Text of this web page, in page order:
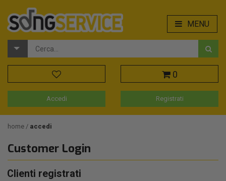
MENU
0
Accedi Registrati
home accedi
Customer Login
Clienti registrati